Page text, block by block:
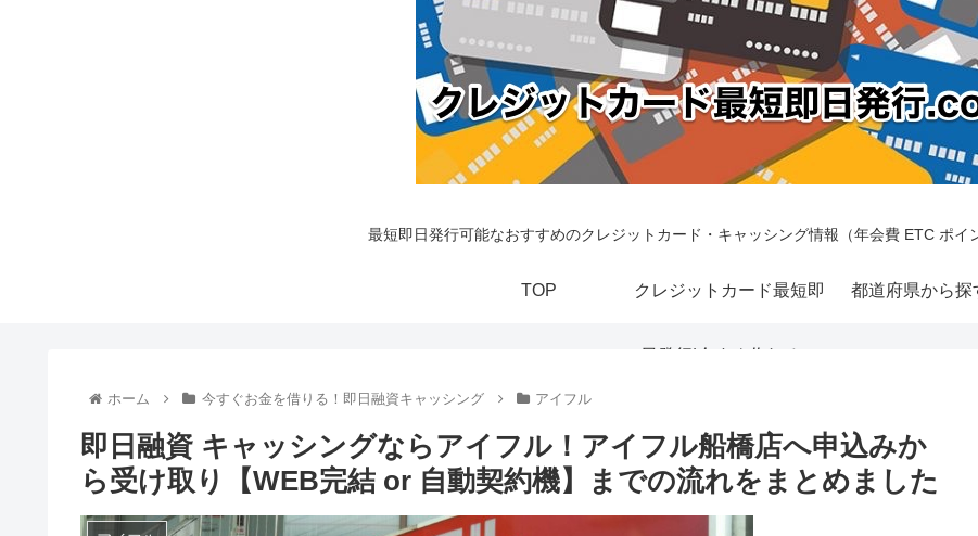
最短即日発行可能なおすすめのクレジットカード・キャッシング情報（年会費 ETC ポイ
TOP クレジットカード最短即
日発行|今すぐ作れる！
ドを紹介
都道府県から探
ホーム 今すぐお金を借りる！即日融資キャッシング アイフル
即日融資 キャッシングならアイフル！アイフル船橋店へ申込みか
ら受け取り【WEB完結 or 自動契約機】までの流れをまとめました